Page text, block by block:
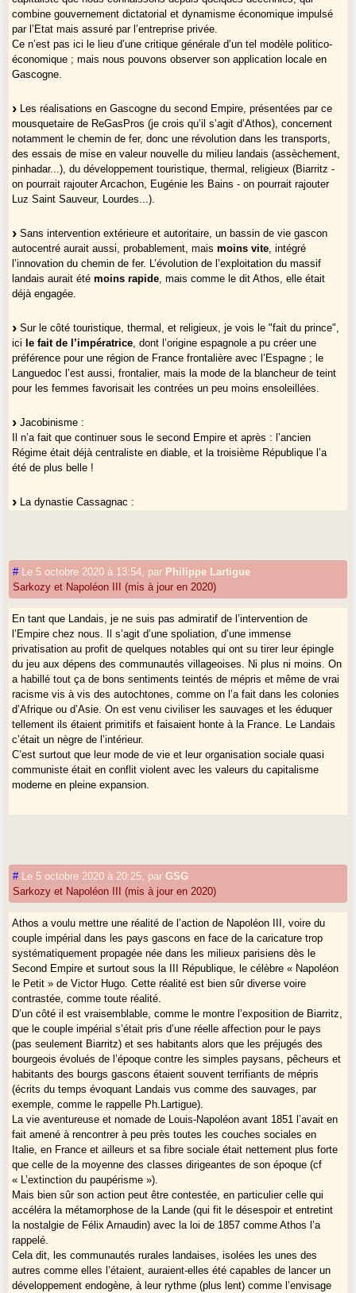
combine gouvernement dictatorial et dynamisme économique impulsé
par l’Etat mais assuré par l’entreprise privée.
Ce n’est pas ici le lieu d’une critique générale d’un tel modèle politico-
économique ; mais nous pouvons observer son application locale en
Gascogne.
Les réalisations en Gascogne du second Empire, présentées par ce
mousquetaire de ReGasPros (je crois qu’il s’agit d’Athos), concernent
notamment le chemin de fer, donc une révolution dans les transports,
des essais de mise en valeur nouvelle du milieu landais (assèchement,
pinhadar...), du développement touristique, thermal, religieux (Biarritz -
on pourrait rajouter Arcachon, Eugénie les Bains - on pourrait rajouter
Luz Saint Sauveur, Lourdes...).
Sans intervention extérieure et autoritaire, un bassin de vie gascon
autocentré aurait aussi, probablement, maismoins vite , intégré
l’innovation du chemin de fer. L’évolution de l’exploitation du massif
landais aurait étémoins rapide , mais comme le dit Athos, elle était
déjà engagée.
Sur le côté touristique, thermal, et religieux, je vois le "fait du prince",
ici le fait de l’impératrice , dont l’origine espagnole a pu créer une
préférence pour une région de France frontalière avec l’Espagne ; le
Languedoc l’est aussi, frontalier, mais la mode de la blancheur de teint
pour les femmes favorisait les contrées un peu moins ensoleillées.
Jacobinisme :
Il n’a fait que continuer sous le second Empire et après : l’ancien
Régime était déjà centraliste en diable, et la troisième République l’a
été de plus belle !
La dynastie Cassagnac :
Napoléon III...
Les hommes politiques de cette dynastie (surtout Paul et Georges, fils
de Bernard-Adolphe ami de Napoléon III, industriel et entrepreneur
- bonapartistes, donc en opposition sous la 3e République) sont
évoqués avec sympathie et admiration dans La Lettre patoise de
l’Indépendant du Gers, précisément dans "Lou Cassagnac", "A la
Paillèro" et "Aou Counseil général" ; rechercher "Cassagnac" sur la
page, par la zone recherche du navigateur.
Conclusion provisoire :
Le second Empire a accéléré la mutation de la Gascogne, avec des
effets durables pour le meilleur et le pire ; il a pu donner l’impression de
choyer la Gascogne, mais cette préférence était le fait du prince, donc
exogène, fragile, hasardeuse, capricieuse (l’échec de Solférino !),
surtout pas soucieuse du tissu culturel gascon, dangereuse enfin, en
réussite de d’Artagnan et (en 2020) de Jean Castex !
# Le 5 octobre 2020 à 13:54 par Philippe Lartigue
Sarkozy et Napoléon III (mis à jour en 2020)
En tant que Landais, je ne suis pas admiratif de l’intervention de
l’Empire chez nous. Il s’agit d’une spoliation, d’une immense
privatisation au profit de quelques notables qui ont su tirer leur épingle
du jeu aux dépens des communautés villageoises. Ni plus ni moins. On
a habillé tout ça de bons sentiments teintés de mépris et même de vrai
racisme vis à vis des autochtones, comme on l’a fait dans les colonies
d’Afrique ou d’Asie. On est venu civiliser les sauvages et les éduquer
tellement ils étaient primitifs et faisaient honte à la France. Le Landais
c’était un nègre de l’intérieur.
C’est surtout que leur mode de vie et leur organisation sociale quasi
communiste était en conflit violent avec les valeurs du capitalisme
moderne en pleine expansion.
# Le 5 octobre 2020 à 20:25 parGSG
Sarkozy et Napoléon III (mis à jour en 2020)
Athos a voulu mettre une réalité de l’action de Napoléon III, voire du
couple impérial dans les pays gascons en face de la caricature trop
systématiquement propagée née dans les milieux parisiens dès le
Second Empire et surtout sous la III République, le célèbre « Napoléon
le Petit » de Victor Hugo. Cette réalité est bien sûr diverse voire
contrastée, comme toute réalité.
D’un côté il est vraisemblable, comme le montre l’exposition de Biarritz,
que le couple impérial s’était pris d’une réelle affection pour le pays
(pas seulement Biarritz) et ses habitants alors que les préjugés des
bourgeois évolués de l’époque contre les simples paysans, pêcheurs et
habitants des bourgs gascons étaient souvent terrifiants de mépris
(écrits du temps évoquant Landais vus comme des sauvages, par
exemple, comme le rappelle Ph.Lartigue).
La vie aventureuse et nomade de Louis-Napoléon avant 1851 l’avait en
fait amené à rencontrer à peu près toutes les couches sociales en
Italie, en France et ailleurs et sa fibre sociale était nettement plus forte
que celle de la moyenne des classes dirigeantes de son époque (cf
« L’extinction du paupérisme »).
Mais bien sûr son action peut être contestée, en particulier celle qui
accéléra la métamorphose de la Lande (qui fit le désespoir et entretint
la nostalgie de Félix Arnaudin) avec la loi de 1857 comme Athos l’a
rappelé.
Cela dit, les communautés rurales landaises, isolées les unes des
autres comme elles l’étaient, auraient-elles été capables de lancer un
développement endogène, à leur rythme (plus lent) comme l’envisage